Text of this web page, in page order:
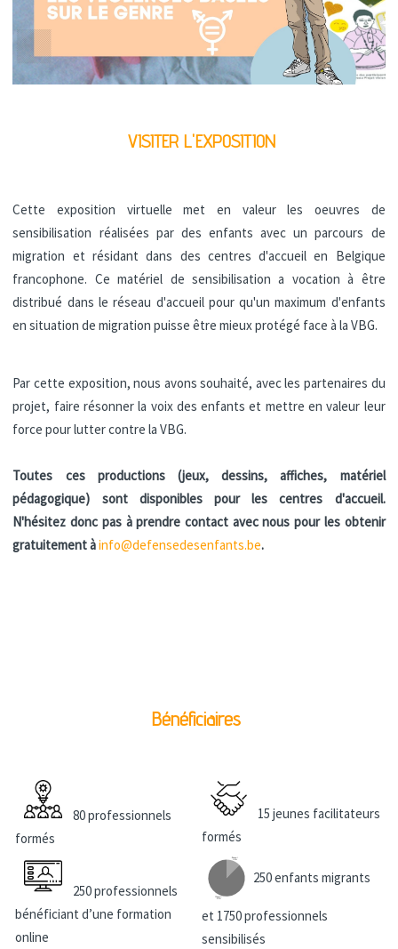
VISITER L'EXPOSITION
Cette exposition virtuelle met en valeur les oeuvres de
sensibilisation réalisées par des enfants avec un parcours de
migration et résidant dans des centres d'accueil en Belgique
francophone. Ce matériel de sensibilisation a vocation à être
distribué dans le réseau d'accueil pour qu'un maximum d'enfants
en situation de migration puisse être mieux protégé face à la VBG.
Par cette exposition, nous avons souhaité, avec les partenaires du
projet, faire résonner la voix des enfants et mettre en valeur leur
force pour lutter contre la VBG.
Toutes ces productions (jeux, dessins, affiches, matériel
pédagogique) sont disponibles pour les centres d'accueil.
N'hésitez donc pas à prendre contact avec nous pour les obtenir
gratuitement àinfo@defensedesenfants.be.
Bénéficiaires
80 professionnels
formés
15 jeunes facilitateurs
formés
250 professionnels
bénéficiant d’une formation
online
250 enfants migrants
et 1750 professionnels
sensibilisés